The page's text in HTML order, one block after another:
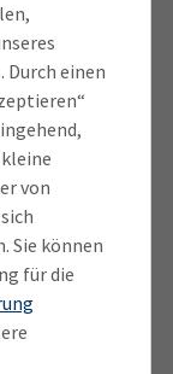
Durch einen
von
Sie können
für die
im Wege
Telefon oder
des
des
der